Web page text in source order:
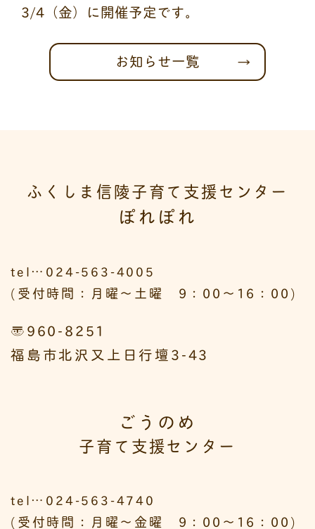
3/4（金）に開催予定です。
お知らせ一覧
ふくしま信陵子育て支援センター
ぽれぽれ
tel…024-563-4005
(受付時間：月曜～土曜 9：00～16：00)
〒960-8251
福島市北沢又上日行壇3-43
ごうのめ
子育て支援センター
tel…024-563-4740
(受付時間：月曜～金曜 9：00～16：00)